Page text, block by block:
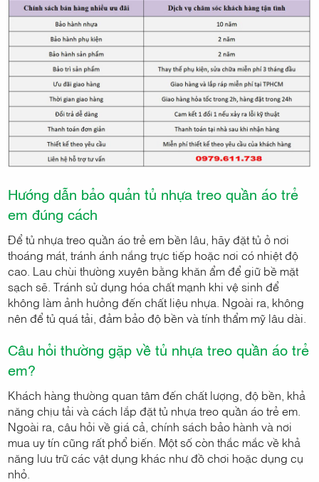
Hướng dẫn bảo quản tủ nhựa treo quần áo trẻ
em đúng cách
Để tủ nhựa treo quần áo trẻ em bền lâu, hãy đặt tủ ở nơi
thoáng mát, tránh ánh nắng trực tiếp hoặc nơi có nhiệt độ
cao. Lau chùi thường xuyên bằng khăn ẩm để giữ bề mặt
sạch sẽ. Tránh sử dụng hóa chất mạnh khi vệ sinh để
không làm ảnh hưởng đến chất liệu nhựa. Ngoài ra, không
nên để tủ quá tải, đảm bảo độ bền và tính thẩm mỹ lâu dài.
Câu hỏi thường gặp về tủ nhựa treo quần áo trẻ
em?
Khách hàng thường quan tâm đến chất lượng, độ bền, khả
năng chịu tải và cách lắp đặt tủ nhựa treo quần áo trẻ em.
Ngoài ra, câu hỏi về giá cả, chính sách bảo hành và nơi
mua uy tín cũng rất phổ biến. Một số còn thắc mắc về khả
năng lưu trữ các vật dụng khác như đồ chơi hoặc dụng cụ
nhỏ.